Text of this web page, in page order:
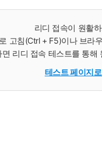
리디 접속이 원활
고침(Ctrl + F5)이나 브라
리디 접속 테스트를 통
테스트 페이지